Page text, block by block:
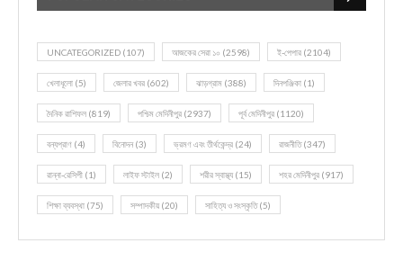
UNCATEGORIZED (107) আজকের সেরা ১০ (2598) ই-পেপার (2104)
খেলাধূলো (5) জেলার খবর (602) ঝাড়গ্রাম (388) দিনপঞ্জিকা (1)
দৈনিক রাশিফল (819) পশ্চিম মেদিনীপুর (2937) পূর্ব মেদিনীপুর (1120)
বন্যপ্রাণ (4) বিনোদন(3) ভ্রমণ এবং তীর্থকেন্দ্র (24) রাজনীতি(347)
রান্না-রেসিপী (1) লাইফ স্টাইল (2) শরীর স্বাস্থ্য (15) শহর মেদিনীপুর (917)
শিক্ষা ব্যবস্থা (75) সম্পাদকীয় (20) সাহিত্য ও সংস্কৃতি(5)